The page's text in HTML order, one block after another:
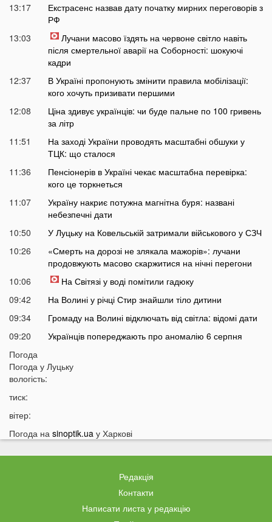
13:17
Екстрасенс назвав дату початку мирних переговорів з
РФ
13:03
Лучани масово їздять на червоне світло навіть
після смертельної аварії на Соборності: шокуючі
кадри
12:37
В Україні пропонують змінити правила мобілізації:
кого хочуть призивати першими
12:08
Ціна здивує українців: чи буде пальне по 100 гривень
за літр
11:51
На заході України проводять масштабні обшуки у
ТЦК: що сталося
11:36
Пенсіонерів в Україні чекає масштабна перевірка:
кого це торкнеться
11:07
Україну накриє потужна магнітна буря: названі
небезпечні дати
10:50
У Луцьку на Ковельській затримали військового у СЗЧ
10:26
«Смерть на дорозі не злякала мажорів»: лучани
продовжують масово скаржитися на нічні перегони
10:06
На Світязі у воді помітили гадюку
09:42
На Волині у річці Стир знайшли тіло дитини
09:34
Громаду на Волині відключать від світла: відомі дати
09:20
Українців попереджають про аномалію 6 серпня
09:05
вважався зниклим безвісти
21:32
20:21
Ці продукти потрібно викинути через 48 годин: вони
можуть бути небезпечними
кого це стосується
Що категорично заборонено робити на Яблучний
Спас: повний перелік
Погода
Погода у Луцьку
вологість:
тиск:
вітер:
Погода на sinoptik.ua у Харкові
Редакція
Контакти
Написати листа у редакцію